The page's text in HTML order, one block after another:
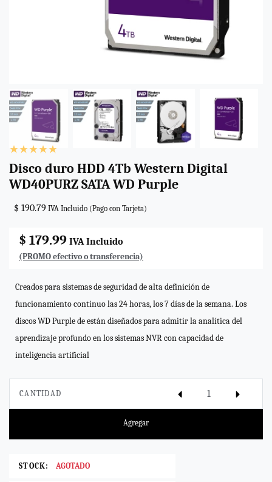
Disco duro HDD 4Tb Western Digital
WD40PURZ SATA WD Purple
$ 190.79 IVA Incluido (Pago con Tarjeta)
$ 179.99 IVA Incluido
(PROMO efectivo o transferencia)
Creados para sistemas de seguridad de alta definición de
funcionamiento continuo las 24 horas, los 7 días de la semana. Los
discos WD Purple de están diseñados para admitir la analítica del
aprendizaje profundo en los sistemas NVR con capacidad de
inteligencia artificial
CANTIDAD
Agregar
STOCK: AGOTADO